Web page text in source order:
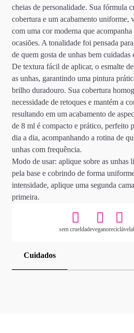
cheias de personalidade. Sua fórmula
cobertura e um acabamento uniforme,
com uma cor moderna que
ocasiões. A tonalidade foi pensada
de quem gosta de unhas bem cuidadas
De textura fácil de aplicar, o esmalte
as unhas, garantindo uma pintura
brilho duradouro. Sua cobertura
necessidade de retoques e mantém a
resultando em um acabamento de
de 8 ml é compacto e prático, perfeito
dia a dia, acompanhando a rotina de
unhas com frequência.
Modo de usar: aplique sobre as unhas
pela base e cobrindo de forma
intensidade, aplique uma segunda
primeira.
sem crueldadeveganoreciclável
Cuidados